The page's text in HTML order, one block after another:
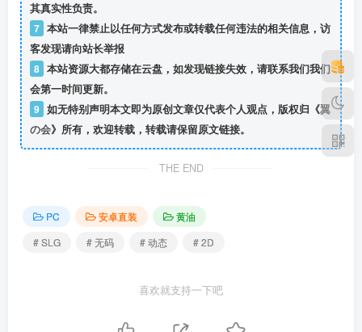
其真实性负责。
7 本站一律禁止以任何方式发布或转载任何违法的相关信息，访
客发现请向站长举报
8 本站资源大都存储在云盘，如发现链接失效，请联系我们我们
会第一时间更新。
9 如无特别声明本文即为原创文章仅代表个人观点，版权归《翼
の会》所有，欢迎转载，转载请保留原文链接。
THE END
PC 安卓直装
黄油
# SLG
# 无码 # 动态 # 2D
喜欢就支持一下吧